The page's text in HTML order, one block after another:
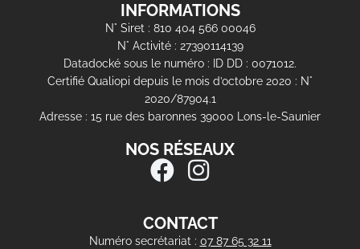
INFORMATIONS
N° Siret : 810 404 566 00046
N° Activité : 27390114139
Datadocké sous le numéro : ID DD : 0071012.
Certifié Qualiopi depuis le mois d’octobre 2020 : N°
2020/87904.1
Adresse : 15 rue des baronnes 39000 Lons-le-Saunier
NOS RÉSEAUX
CONTACT
Numéro secrétariat : 07 87 65 32 11